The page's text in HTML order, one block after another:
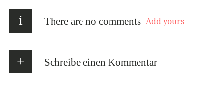
i There are no comments Add yours
Schreibe einen Kommentar